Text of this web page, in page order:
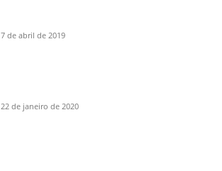
7 de abril de 2019
22 de janeiro de 2020